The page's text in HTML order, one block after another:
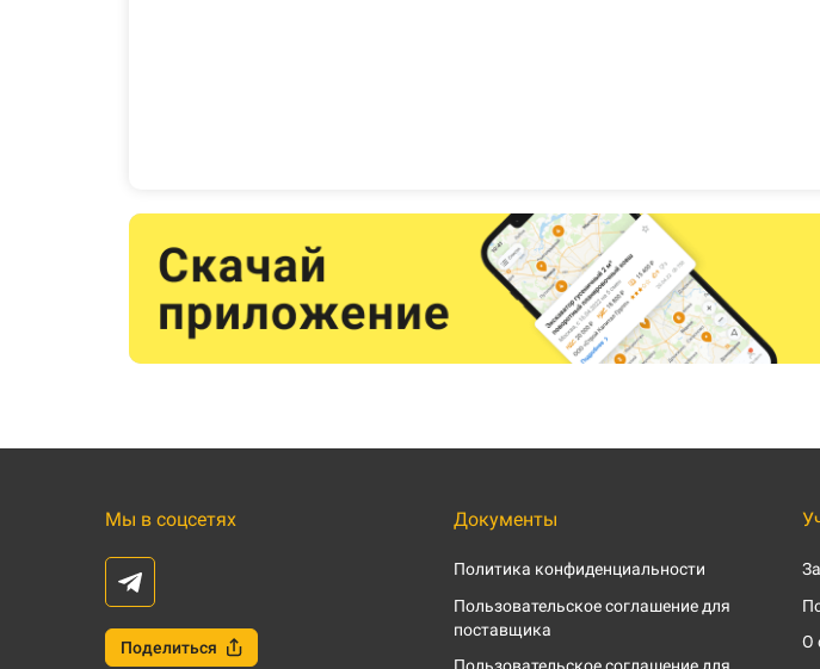
Мы в соцсетях
Поделиться
Документы
Политика конфиденциальности
Пользовательское соглашение для
поставщика
О